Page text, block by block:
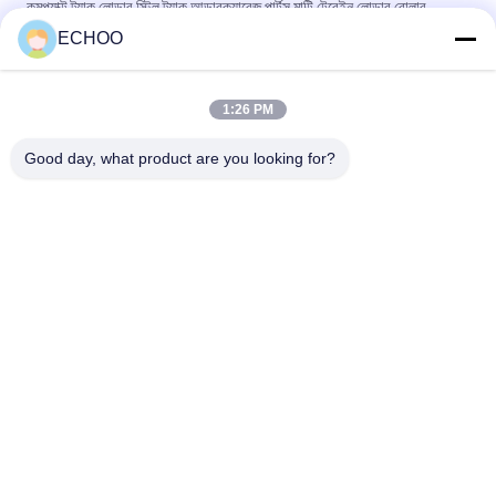
কমপ্যাক্ট ট্র্যাক লোডার স্টিল ট্র্যাক আন্ডারক্যারেজ পার্টস মাল্টি টেরেইন লোডার রোলার
আইডলার স্প্রোকেট রাবার ট্র্যাক
কম্প্যাক্ট ট্র্যাক লোডার আন্ডারওয়্যারের জন্য কালো টেকুচি TL140 ফ্রন্ট আইডলার অ্যাসি
উচ্চ শক্তি কম্প্যাক্ট ট্র্যাক লোডার আন্ডারওয়্যার অংশ, Kubota SVL75 আইডলার অংশ
ECHOO
1:26 PM
Good day, what product are you looking for?